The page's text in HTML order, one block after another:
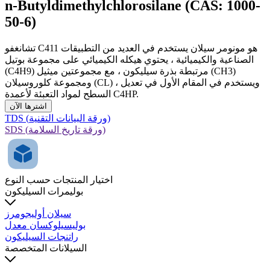
n-Butyldimethylchlorosilane (CAS: 1000-
50-6)
تشانغفو C411 هو مونومر سيلان يستخدم في العديد من التطبيقات
الصناعية والكيميائية ، يحتوي هيكله الكيميائي على مجموعة بوتيل
(C4H9) مرتبطة بذرة سيليكون ، مع مجموعتين ميثيل (CH3)
ومجموعة كلوروسيلان (CL) ، ويستخدم في المقام الأول في تعديل
السطح لمواد التعبئة لأعمدة C4HP.
اشترها الآن
TDS (ورقة البيانات التقنية)
SDS (ورقة تاريخ السلامة)
اختيار المنتجات حسب النوع
بوليمرات السيليكون
سيلان أوليجومرز
بوليسيلوكسان معدل
راتنجات السيليكون
السيلانات المتخصصة